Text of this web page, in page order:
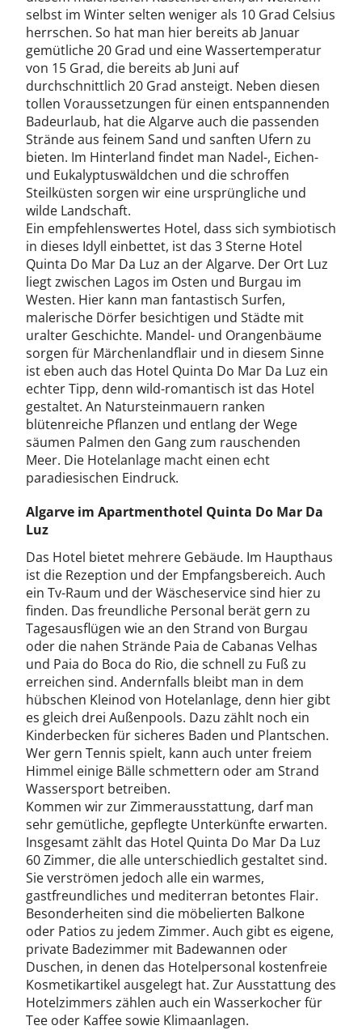
stehen hier 2 Schlafzimmer zur Verfügung. Insgesamt
liegt damit eine Platzkapazität von maximal 5 Personen
vor. Ein gemütlicher Wohnraum, eine Klimaanlage, eine
voll ausgestattete Küche, ein Zimmersafe und ein
Badezimmer mit Föhn lassen es an nichts fehlen.
selbst im Winter selten weniger als 10 Grad Celsius
herrschen. So hat man hier bereits ab Januar
gemütliche 20 Grad und eine Wassertemperatur
von 15 Grad, die bereits ab Juni auf
durchschnittlich 20 Grad ansteigt. Neben diesen
tollen Voraussetzungen für einen entspannenden
Badeurlaub, hat die Algarve auch die passenden
Strände aus feinem Sand und sanften Ufern zu
bieten. Im Hinterland findet man Nadel-, Eichen-
und Eukalyptuswäldchen und die schroffen
Steilküsten sorgen wir eine ursprüngliche und
wilde Landschaft.
Ein empfehlenswertes Hotel, dass sich symbiotisch
in dieses Idyll einbettet, ist das 3 Sterne Hotel
Quinta Do Mar Da Luz an der Algarve. Der Ort Luz
liegt zwischen Lagos im Osten und Burgau im
Westen. Hier kann man fantastisch Surfen,
malerische Dörfer besichtigen und Städte mit
uralter Geschichte. Mandel- und Orangenbäume
sorgen für Märchenlandflair und in diesem Sinne
ist eben auch das Hotel Quinta Do Mar Da Luz ein
echter Tipp, denn wild-romantisch ist das Hotel
gestaltet. An Natursteinmauern ranken
blütenreiche Pflanzen und entlang der Wege
säumen Palmen den Gang zum rauschenden
Meer. Die Hotelanlage macht einen echt
paradiesischen Eindruck.
Algarve im Apartmenthotel Quinta Do Mar Da
Luz
Das Hotel bietet mehrere Gebäude. Im Haupthaus
ist die Rezeption und der Empfangsbereich. Auch
ein Tv-Raum und der Wäscheservice sind hier zu
finden. Das freundliche Personal berät gern zu
Tagesausflügen wie an den Strand von Burgau
oder die nahen Strände Paia de Cabanas Velhas
und Paia do Boca do Rio, die schnell zu Fuß zu
erreichen sind. Andernfalls bleibt man in dem
hübschen Kleinod von Hotelanlage, denn hier gibt
es gleich drei Außenpools. Dazu zählt noch ein
Kinderbecken für sicheres Baden und Plantschen.
Wer gern Tennis spielt, kann auch unter freiem
Himmel einige Bälle schmettern oder am Strand
Wassersport betreiben.
Kommen wir zur Zimmerausstattung, darf man
sehr gemütliche, gepflegte Unterkünfte erwarten.
Insgesamt zählt das Hotel Quinta Do Mar Da Luz
60 Zimmer, die alle unterschiedlich gestaltet sind.
Sie verströmen jedoch alle ein warmes,
gastfreundliches und mediterran betontes Flair.
Besonderheiten sind die möbelierten Balkone
oder Patios zu jedem Zimmer. Auch gibt es eigene,
private Badezimmer mit Badewannen oder
Duschen, in denen das Hotelpersonal kostenfreie
Kosmetikartikel ausgelegt hat. Zur Ausstattung des
Hotelzimmers zählen auch ein Wasserkocher für
Tee oder Kaffee sowie Klimaanlagen.